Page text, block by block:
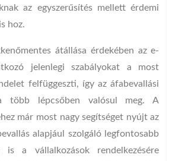
az egyszerűsítés mellett érdemi
hoz.
átállása érdekében az e-
jelenlegi szabályokat a most
felfüggeszti, így az áfabevallási
több lépcsőben valósul meg. A
már most nagy segítséget nyújt az
alapjául szolgáló legfontosabb
a vállalkozások rendelkezésére